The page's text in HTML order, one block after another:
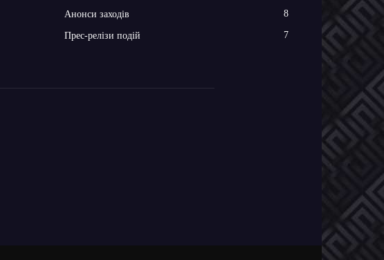
Анонси заходів 8
Прес-релізи подій 7